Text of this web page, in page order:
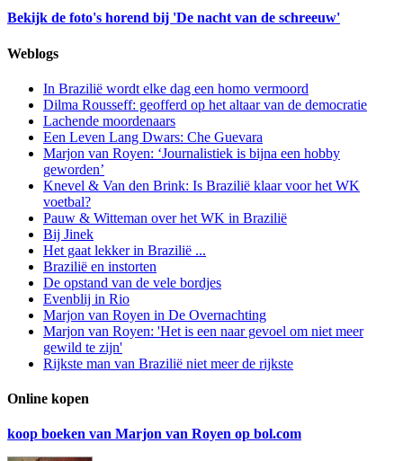
Bekijk de foto's horend bij 'De nacht van de schreeuw'
Weblogs
In Brazilië wordt elke dag een homo vermoord
Dilma Rousseff: geofferd op het altaar van de democratie
Lachende moordenaars
Een Leven Lang Dwars: Che Guevara
Marjon van Royen: ‘Journalistiek is bijna een hobby
geworden’
Knevel & Van den Brink: Is Brazilië klaar voor het WK
voetbal?
Pauw & Witteman over het WK in Brazilië
Bij Jinek
Het gaat lekker in Brazilië ...
Brazilië en instorten
De opstand van de vele bordjes
Evenblij in Rio
Marjon van Royen in De Overnachting
Marjon van Royen: 'Het is een naar gevoel om niet meer
gewild te zijn'
Rijkste man van Brazilië niet meer de rijkste
Online kopen
koop boeken van Marjon van Royen op bol.com